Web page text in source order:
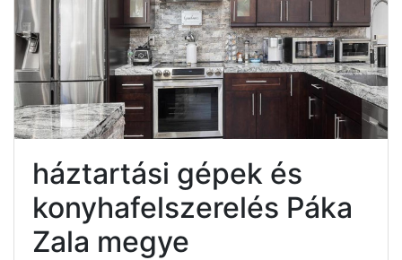
háztartási gépek és
konyhafelszerelés Páka
Zala megye